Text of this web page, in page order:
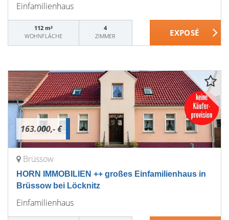
Einfamilienhaus
112 m²
WOHNFLÄCHE
4
ZIMMER
163.000,- €
Brüssow
HORN IMMOBILIEN ++ großes Einfamilienhaus in
Brüssow bei Löcknitz
Einfamilienhaus